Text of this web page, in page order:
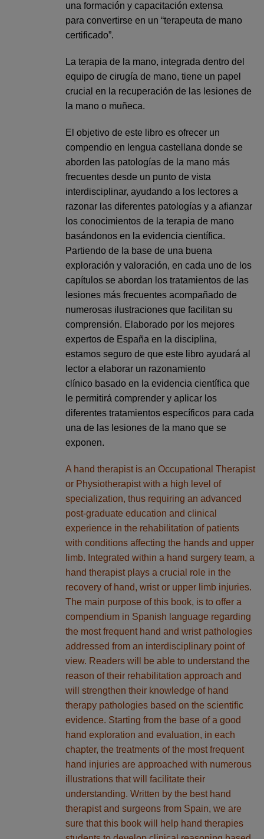
una formación y capacitación extensa
para convertirse en un “terapeuta de mano
certificado”.
La terapia de la mano, integrada dentro del
equipo de cirugía de mano, tiene un papel
crucial en la recuperación de las lesiones de
la mano o muñeca.
El objetivo de este libro es ofrecer un
compendio en lengua castellana donde se
aborden las patologías de la mano más
frecuentes desde un punto de vista
interdisciplinar, ayudando a los lectores a
razonar las diferentes patologías y a afianzar
los conocimientos de la terapia de mano
basándonos en la evidencia científica.
Partiendo de la base de una buena
exploración y valoración, en cada uno de los
capítulos se abordan los tratamientos de las
lesiones más frecuentes acompañado de
numerosas ilustraciones que facilitan su
comprensión. Elaborado por los mejores
expertos de España en la disciplina,
estamos seguro de que este libro ayudará al
lector a elaborar un razonamiento
clínico basado en la evidencia científica que
le permitirá comprender y aplicar los
diferentes tratamientos específicos para cada
una de las lesiones de la mano que se
exponen.
A hand therapist is an Occupational Therapist
or Physiotherapist with a high level of
specialization, thus requiring an advanced
post-graduate education and clinical
experience in the rehabilitation of patients
with conditions affecting the hands and upper
limb. Integrated within a hand surgery team, a
hand therapist plays a crucial role in the
recovery of hand, wrist or upper limb injuries.
The main purpose of this book, is to offer a
compendium in Spanish language regarding
the most frequent hand and wrist pathologies
addressed from an interdisciplinary point of
view. Readers will be able to understand the
reason of their rehabilitation approach and
will strengthen their knowledge of hand
therapy pathologies based on the scientific
evidence. Starting from the base of a good
hand exploration and evaluation, in each
chapter, the treatments of the most frequent
hand injuries are approached with numerous
illustrations that will facilitate their
understanding. Written by the best hand
therapist and surgeons from Spain, we are
sure that this book will help hand therapies